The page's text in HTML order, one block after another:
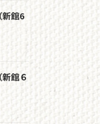
新館6
館６